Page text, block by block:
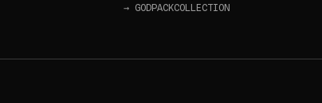
→ GODPACKCOLLECTION